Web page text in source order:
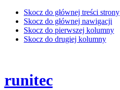
Skocz do głównej treści strony
Skocz do głównej nawigacji
Skocz do pierwszej kolumny
Skocz do drugiej kolumny
runitec